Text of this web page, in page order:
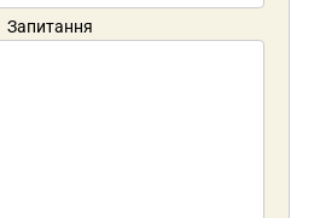
Запитання